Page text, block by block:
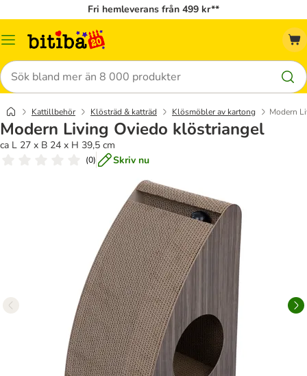
Fri hemleverans från 499 kr**
Meny
Sök
Kattillbehör Klösträd & katträd Klösmöbler av kartong Modern
Modern Living Oviedo klöstriangel
ca L 27 x B 24 x H 39,5 cm
(0) Skriv nu